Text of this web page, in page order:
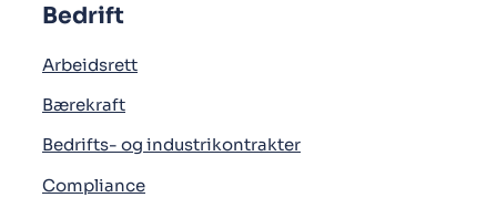
Bedrift
Arbeidsrett
Bærekraft
Bedrifts- og industrikontrakter
Compliance